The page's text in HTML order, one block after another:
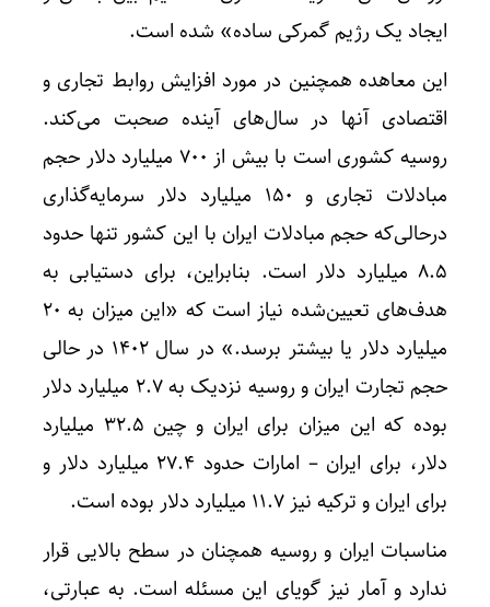
ایجاد یک رژیم گمرکی ساده» شده است.
این معاهده همچنین در مورد افزایش روابط تجاری و
اقتصادی آنها در سال‌های آینده صحبت می‌کند.
روسیه کشوری است با بیش از ۷۰۰ میلیارد دلار حجم
مبادلات تجاری و ۱۵۰ میلیارد دلار سرمایه‌گذاری
درحالی‌که حجم مبادلات ایران با این کشور تنها حدود
۸.۵ میلیارد دلار است. بنابراین، برای دستیابی به
هدف‌های تعیین‌شده نیاز است که «این میزان به ۲۰
میلیارد دلار یا بیشتر برسد.» در سال ۱۴۰۲ در حالی
حجم تجارت ایران و روسیه نزدیک به ۲.۷ میلیارد دلار
بوده که این میزان برای ایران و چین ۳۲.۵ میلیارد
دلار، برای ایران – امارات حدود ۲۷.۴ میلیارد دلار و
برای ایران و ترکیه نیز ۱۱.۷ میلیارد دلار بوده است.
مناسبات ایران و روسیه همچنان در سطح بالایی قرار
ندارد و آمار نیز گویای این مسئله است. به عبارتی،